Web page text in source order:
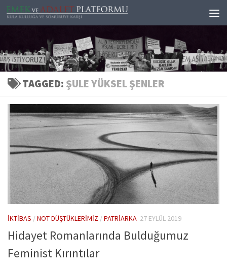
Skip to content
TAGGED: ŞULE YÜKSEL ŞENLER
İKTIBAS /NOT DÜŞTÜKLERIMIZ /PATRIARKA 27 EYLÜL 2019
Hidayet Romanlarında Bulduğumuz
Feminist Kırıntılar